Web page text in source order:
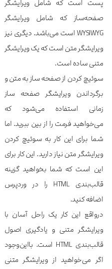
پست است که شامل ویرایشگر
صفحه‌ساز که شامل ویرایشگر
WYSIWYG است می‌باشد. دیگری نیز
ویرایشگر متن است که یک ویرایشگر
متنی ساده است.
سوئیچ کردن از صفحه ساز به متن و
برگرداندن ویرایشگر صفحه ساز
زمانی استفاده می‌شود که
می‌خواهید فرمت را از بین ببرید. اما
شما برای این کار به سوئیچ کردن
ویرایشگر متن نیاز دارید. این کار برای
این است که شما بخواهید گزینه
قالب‌بندی HTML را در وردپرس
اضافه کنید.
درواقع این کار یک راحل آسان با
ویرایشگر متنی و یادگیری اصول
قالب‌‌‌‌‌بندی HTML است. بااین‌وجود
اگر می‌خواهید از ویرایشگر متنی